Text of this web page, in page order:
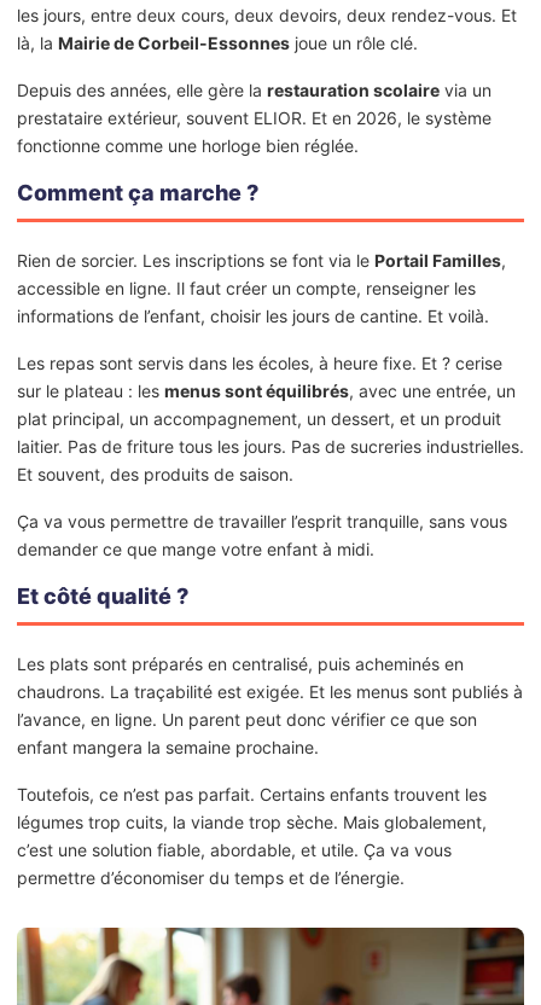
les jours, entre deux cours, deux devoirs, deux rendez-vous. Et
là, la Mairie de Corbeil-Essonnes joue un rôle clé.
Depuis des années, elle gère la restauration scolaire via un
prestataire extérieur, souvent ELIOR. Et en 2026, le système
fonctionne comme une horloge bien réglée.
Comment ça marche ?
Rien de sorcier. Les inscriptions se font via le Portail Familles,
accessible en ligne. Il faut créer un compte, renseigner les
informations de l’enfant, choisir les jours de cantine. Et voilà.
Les repas sont servis dans les écoles, à heure fixe. Et ? cerise
sur le plateau : les menus sont équilibrés, avec une entrée, un
plat principal, un accompagnement, un dessert, et un produit
laitier. Pas de friture tous les jours. Pas de sucreries industrielles.
Et souvent, des produits de saison.
Ça va vous permettre de travailler l’esprit tranquille, sans vous
demander ce que mange votre enfant à midi.
Et côté qualité ?
Les plats sont préparés en centralisé, puis acheminés en
chaudrons. La traçabilité est exigée. Et les menus sont publiés à
l’avance, en ligne. Un parent peut donc vérifier ce que son
enfant mangera la semaine prochaine.
Toutefois, ce n’est pas parfait. Certains enfants trouvent les
légumes trop cuits, la viande trop sèche. Mais globalement,
c’est une solution fiable, abordable, et utile. Ça va vous
permettre d’économiser du temps et de l’énergie.